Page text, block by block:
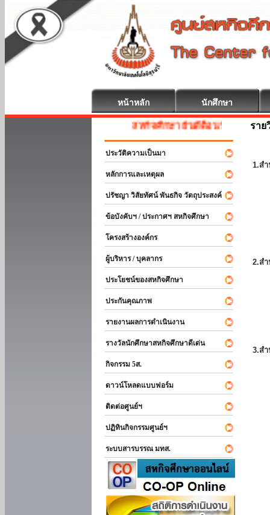
หน้าหลัก นักศึกษา
สหกิจศึกษา ยินดีต้อนรับ
ประวัติความเป็นมา
หลักการและเหตุผล
ปรัชญา วิสัยทัศน์ พันธกิจ วัตถุประสงค์
ข้อบังคับฯ / ประกาศฯ สหกิจศึกษา
โครงสร้างองค์กร
ผู้บริหาร / บุคลากร
ประโยชน์ของสหกิจศึกษา
ประกันคุณภาพ
รายงานผลการดำเนินงาน
รางวัลนักศึกษาสหกิจศึกษาดีเด่น
กิจกรรม 5ส.
ดาวน์โหลดแบบฟอร์ม
ติดต่อศูนย์ฯ
ปฏิทินกิจกรรมศูนย์ฯ
ระบบสารบรรณ มทส.
ราย
1.ส
2.ส
3.ส